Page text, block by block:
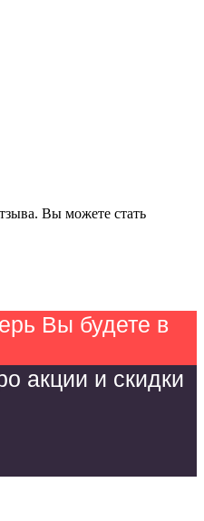
Вы можете стать
Вы будете в
акции и скидки